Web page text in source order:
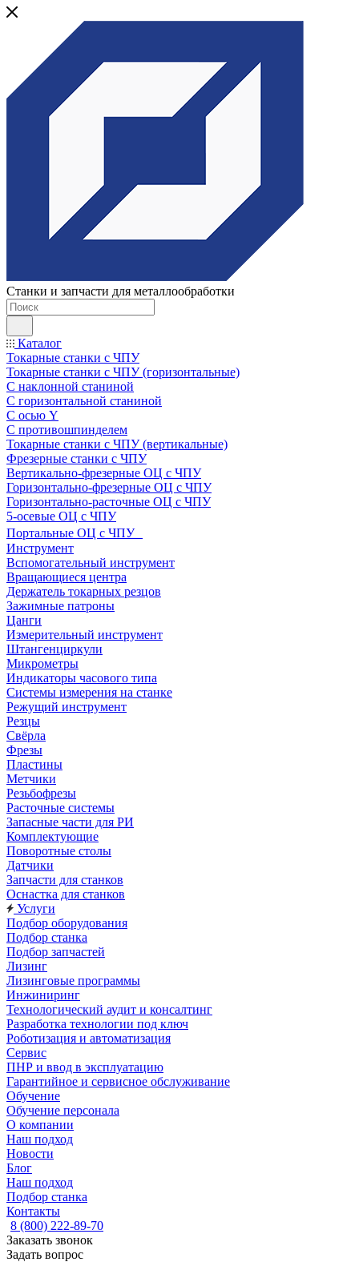
Станки и запчасти для металлообработки
Каталог
Токарные станки с ЧПУ
Токарные станки с ЧПУ (горизонтальные)
С наклонной станиной
С горизонтальной станиной
С осью Y
С противошпинделем
Токарные станки с ЧПУ (вертикальные)
Фрезерные станки с ЧПУ
Вертикально-фрезерные ОЦ с ЧПУ
Горизонтально-фрезерные ОЦ с ЧПУ
Горизонтально-расточные ОЦ с ЧПУ
5-осевые ОЦ с ЧПУ
Портальные ОЦ с ЧПУ
Инструмент
Вспомогательный инструмент
Вращающиеся центра
Держатель токарных резцов
Зажимные патроны
Цанги
Измерительный инструмент
Штангенциркули
Микрометры
Индикаторы часового типа
Системы измерения на станке
Режущий инструмент
Резцы
Свёрла
Фрезы
Пластины
Метчики
Резьбофрезы
Расточные системы
Запасные части для РИ
Комплектующие
Поворотные столы
Датчики
Запчасти для станков
Оснастка для станков
Услуги
Подбор оборудования
Подбор станка
Подбор запчастей
Лизинг
Лизинговые программы
Инжиниринг
Технологический аудит и консалтинг
Разработка технологии под ключ
Роботизация и автоматизация
Сервис
ПНР и ввод в эксплуатацию
Гарантийное и сервисное обслуживание
Обучение
Обучение персонала
О компании
Наш подход
Новости
Блог
Наш подход
Подбор станка
Контакты
8 (800) 222-89-70
Заказать звонок
Задать вопрос